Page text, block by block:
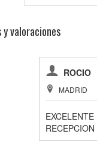
valoraciones
ROCIO
MADRID